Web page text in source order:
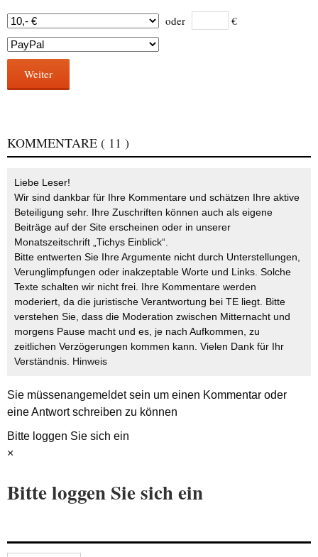
oder €
Weiter
KOMMENTARE ( 11 )
Liebe Leser!
Wir sind dankbar für Ihre Kommentare und schätzen Ihre aktive
Beteiligung sehr. Ihre Zuschriften können auch als eigene
Beiträge auf der Site erscheinen oder in unserer
Monatszeitschrift „Tichys Einblick“.
Bitte entwerten Sie Ihre Argumente nicht durch Unterstellungen,
Verunglimpfungen oder inakzeptable Worte und Links. Solche
Texte schalten wir nicht frei. Ihre Kommentare werden
moderiert, da die juristische Verantwortung bei TE liegt. Bitte
verstehen Sie, dass die Moderation zwischen Mitternacht und
morgens Pause macht und es, je nach Aufkommen, zu
zeitlichen Verzögerungen kommen kann. Vielen Dank für Ihr
Verständnis. Hinweis
Sie müssenangemeldetsein um einen Kommentar oder
eine Antwort schreiben zu können
Bitte loggen Sie sich ein
×
Bitte loggen Sie sich ein